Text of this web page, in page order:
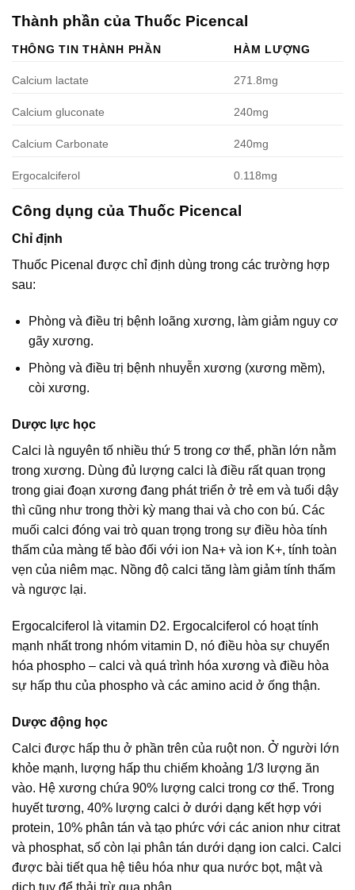
Thành phần của Thuốc Picencal
THÔNG TIN THÀNH PHẦN HÀM LƯỢNG
Calcium lactate 271.8mg
Calcium gluconate 240mg
Calcium Carbonate 240mg
Ergocalciferol 0.118mg
Công dụng của Thuốc Picencal
Chỉ định
Thuốc Picenal được chỉ định dùng trong các trường hợp
sau:
Phòng và điều trị bệnh loãng xương, làm giảm nguy cơ
gãy xương.
Phòng và điều trị bệnh nhuyễn xương (xương mềm),
còi xương.
Dược lực học
Calci là nguyên tố nhiều thứ 5 trong cơ thể, phần lớn nằm
trong xương. Dùng đủ lượng calci là điều rất quan trọng
trong giai đoạn xương đang phát triển ở trẻ em và tuổi dậy
thì cũng như trong thời kỳ mang thai và cho con bú. Các
muối calci đóng vai trò quan trọng trong sự điều hòa tính
thấm của màng tế bào đối với ion Na+ và ion K+, tính toàn
vẹn của niêm mạc. Nồng độ calci tăng làm giảm tính thấm
và ngược lại.
Ergocalciferol là vitamin D2. Ergocalciferol có hoạt tính
mạnh nhất trong nhóm vitamin D, nó điều hòa sự chuyển
hóa phospho – calci và quá trình hóa xương và điều hòa
sự hấp thu của phospho và các amino acid ở ống thận.
Dược động học
Calci được hấp thu ở phần trên của ruột non. Ở người lớn
khỏe mạnh, lượng hấp thu chiếm khoảng 1/3 lượng ăn
vào. Hệ xương chứa 90% lượng calci trong cơ thể. Trong
huyết tương, 40% lượng calci ở dưới dạng kết hợp với
protein, 10% phân tán và tạo phức với các anion như citrat
và phosphat, số còn lại phân tán dưới dạng ion calci. Calci
được bài tiết qua hệ tiêu hóa như qua nước bọt, mật và
dịch tụy để thải trừ qua phân.